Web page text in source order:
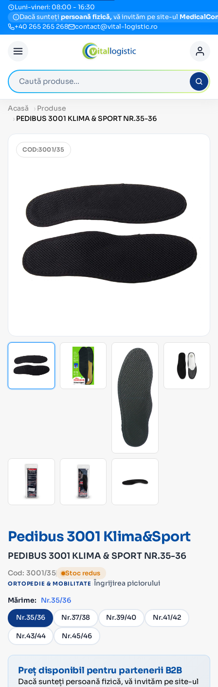
Luni-vineri: 08:00 - 16:30
Dacă sunteți persoană fizică, vă invităm pe site-ul
+40 265 265 268
contact@vital-logistic.ro
Caută produse
Acasă
Produse
PEDIBUS 3001 KLIMA & SPORT NR.35-36
COD:3001/35
Pedibus 3001 Klima&Sport
PEDIBUS 3001 KLIMA & SPORT NR.35-36
Cod: 3001/35 Stoc redus
ORTOPEDIE & MOBILITATE ›Îngrijirea piciorului
Mărime:
Nr.35/36
Nr.35/36 Nr.37/38 Nr.39/40 Nr.41/42
Nr.43/44 Nr.45/46
Preț disponibil pentru partenerii B2B
Dacă sunteți persoană fizică, vă invităm pe site-ul